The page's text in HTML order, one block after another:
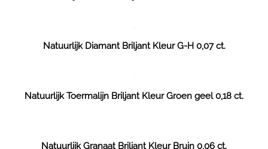
Natuurlijk Diamant Briljant Kleur G-H 0,07 ct.
Natuurlijk Toermalijn Briljant Kleur Groen geel 0,18 ct.
Natuurlijk Granaat Briljant Kleur Bruin 0,06 ct.